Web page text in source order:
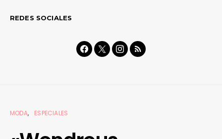
REDES SOCIALES
MODA ESPECIALES